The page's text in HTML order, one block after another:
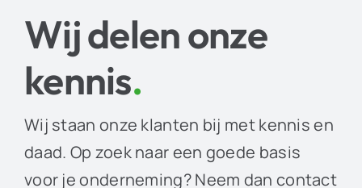
Wij delen onze
kennis.
Wij staan onze klanten bij met kennis en
daad. Op zoek naar een goede basis
voor je onderneming? Neem dan contact